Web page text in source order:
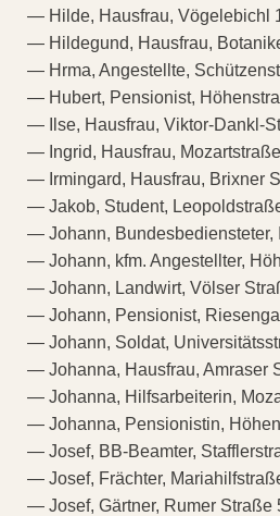
— Hilde, Hausfrau, Vögelebichl
— Hildegund, Hausfrau,
— Hrma, Angestellte,
— Hubert, Pensionist,
— Ilse, Hausfrau, Viktor-Dankl-
— Ingrid, Hausfrau,
— Irmingard, Hausfrau, Brixner
— Jakob, Student,
— Johann, Bundesbediensteter,
— Johann, kfm. Angestellter,
— Johann, Landwirt, Völser
— Johann, Pensionist,
— Johann, Soldat,
— Johanna, Hausfrau, Amraser
— Johanna, Hilfsarbeiterin,
— Johanna, Pensionistin,
— Josef, BB-Beamter,
— Josef, Frächter,
— Josef, Gärtner, Rumer Straße